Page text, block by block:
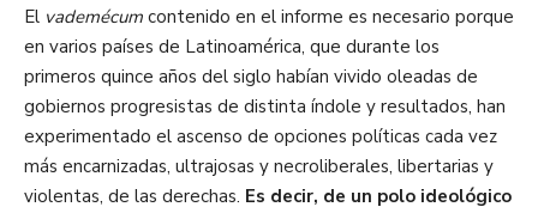
El vademécum contenido en el informe es necesario porque
en varios países de Latinoamérica, que durante los
primeros quince años del siglo habían vivido oleadas de
gobiernos progresistas de distinta índole y resultados, han
experimentado el ascenso de opciones políticas cada vez
más encarnizadas, ultrajosas y necroliberales, libertarias y
violentas, de las derechas. Es decir, de un polo ideológico